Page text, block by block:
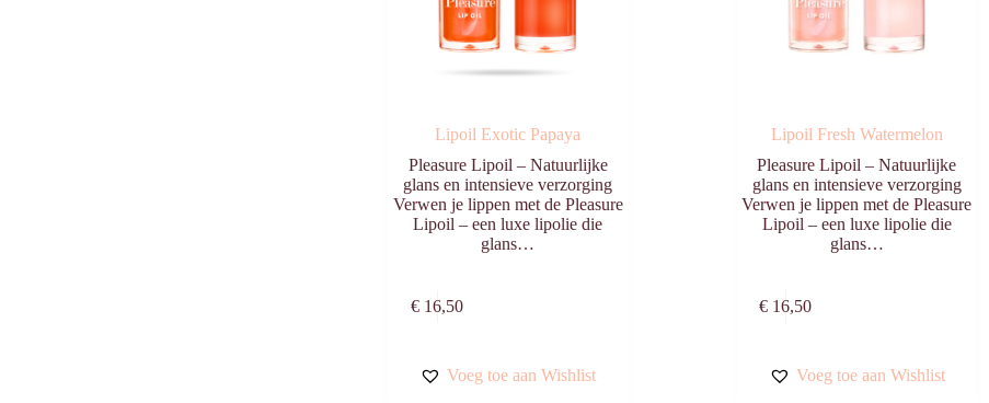
Lipoil Exotic Papaya
Pleasure Lipoil – Natuurlijke
glans en intensieve verzorging
Verwen je lippen met de Pleasure
Lipoil – een luxe lipolie die
glans…
€ 16,50
Voeg toe aan Wishlist
Lipoil Fresh Watermelon
Pleasure Lipoil – Natuurlijke
glans en intensieve verzorging
Verwen je lippen met de Pleasure
Lipoil – een luxe lipolie die
glans…
€ 16,50
Voeg toe aan Wishlist